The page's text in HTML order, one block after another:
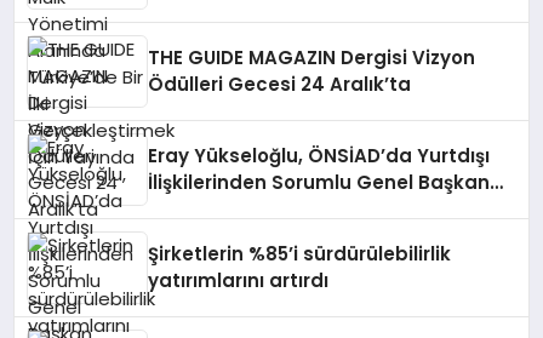
THE GUIDE MAGAZIN Dergisi Vizyon
Ödülleri Gecesi 24 Aralık’ta
Eray Yükseloğlu, ÖNSİAD’da Yurtdışı
İlişkilerinden Sorumlu Genel Başkan
Şirketlerin %85’i sürdürülebilirlik
yatırımlarını artırdı